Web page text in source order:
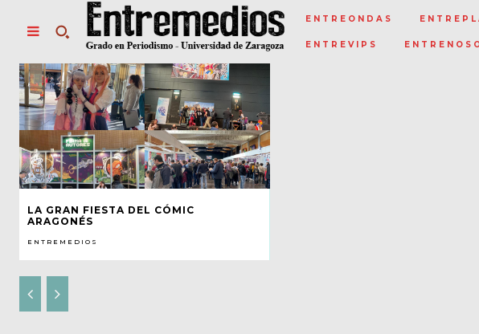
ENTREONDAS
ENTREVIPS
LA GRAN FIESTA DEL CÓMIC
ARAGONÉS
ENTREMEDIOS